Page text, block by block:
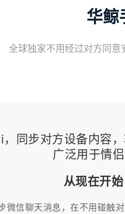
华鲸
全球独家不用经过对方同意
同步对方设备内容
广泛用于情
从现在开
微信聊天消息，在不用碰触